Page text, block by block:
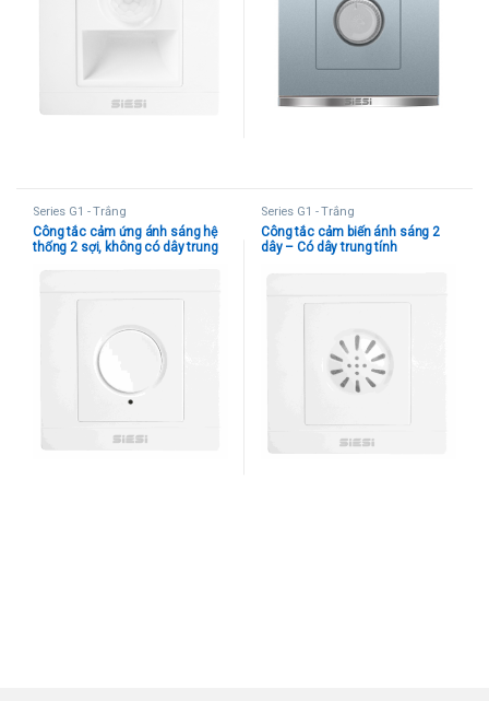
Series G1 - Trắng
Công tắc cảm ứng ánh sáng hệ
thống 2 sợi, không có dây trung
Series G1 - Trắng
Công tắc cảm biến ánh sáng 2
dây – Có dây trung tính